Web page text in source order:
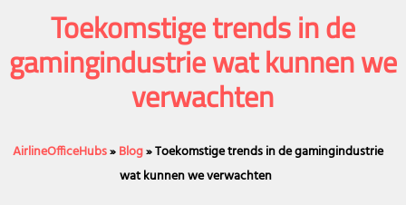
Toekomstige trends in de
gamingindustrie wat kunnen we
verwachten
AirlineOfficeHubs»Blog»Toekomstige trends in de gamingindustrie
wat kunnen we verwachten